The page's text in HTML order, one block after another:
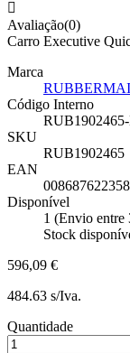

Avaliação(0)
Carro Executive
Marca
Código Interno
SKU
RUB1902465
EAN
Disponível
1 (Envio entre
Stock
596,09 €
484.63 s/Iva.
Quantidade